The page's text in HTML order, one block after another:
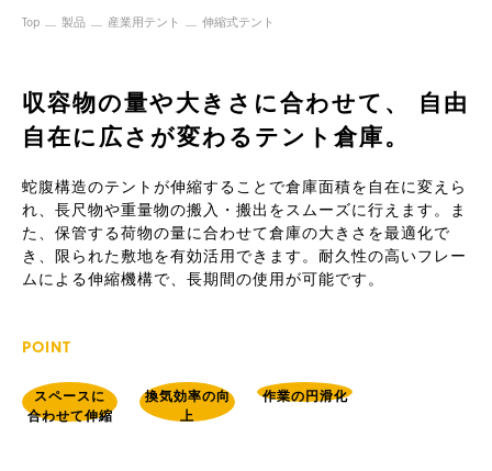
Top 製品 産業用テント 伸縮式テント
収容物の量や大きさに合わせて、
自由
自在に広さが変わるテント倉庫。
蛇腹構造のテントが伸縮することで倉庫面積を自在に変えら
れ、長尺物や重量物の搬入・搬出をスムーズに行えます。ま
た、保管する荷物の量に合わせて倉庫の大きさを最適化で
き、限られた敷地を有効活用できます。耐久性の高いフレー
ムによる伸縮機構で、長期間の使用が可能です。
POINT
スペースに
合わせて伸縮
換気効率の向
上
作業の円滑化